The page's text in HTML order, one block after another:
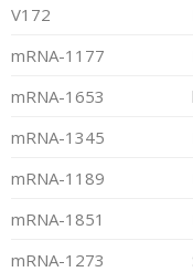
V172
mRNA-1177
mRNA-1653
mRNA-1345
mRNA-1189
mRNA-1851
mRNA-1273